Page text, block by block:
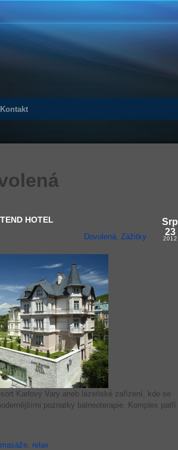
Kontakt
HOTEL
Dovolená, Zážitky
Srp
23
2012
Karlovy Vary aneb lázeňské zařízení, kde se
poznatky balneoterapie. Komplex patří
masáže, relax